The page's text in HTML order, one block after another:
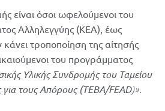
είναι όσοι ωφελούμενοι του
Αλληλεγγύης (ΚΕΑ), έως
τροποποίηση της αίτησής
του προγράμματος
Υλικής Συνδρομής του Ταμείου
για τους Απόρους (ΤΕΒΑ/FEAD)».